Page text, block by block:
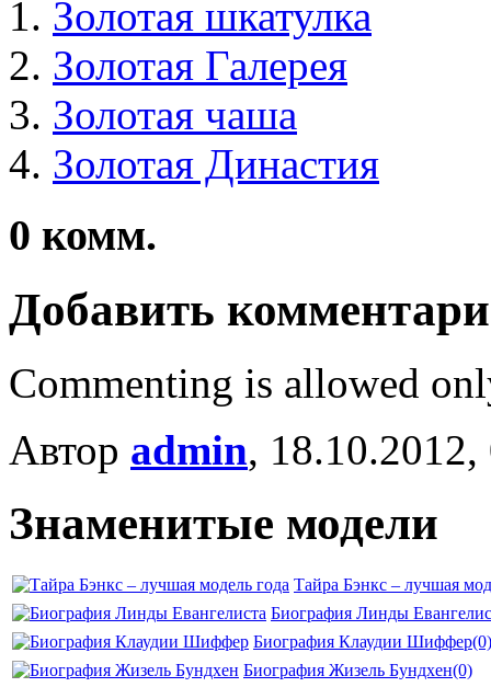
Золотая шкатулка
Золотая Галерея
Золотая чаша
Золотая Династия
0 комм.
Добавить
Commenting is allowed
Автор admin,
Знаменитые модели
Тайра Бэнкс – лучшая
Биография Линды
Биография Клаудии Шиффер(0)
Биография Жизель Бундхен(0)